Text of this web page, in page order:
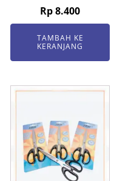
Rp8.400
TAMBAH KE
KERANJANG